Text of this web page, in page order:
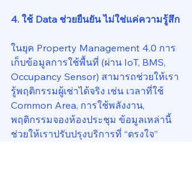
4. ใช้ Data ช่วยยืนยัน ไม่ใช่แค่ความรู้สึก
ในยุค Property Management 4.0 การ
เก็บข้อมูลการใช้พื้นที่ (ผ่าน IoT, BMS,
Occupancy Sensor) สามารถช่วยให้เรา
รู้พฤติกรรมผู้เช่าได้จริง เช่น เวลาที่ใช้
Common Area, การใช้พลังงาน,
พฤติกรรมจองห้องประชุม ข้อมูลเหล่านี้
ช่วยให้เราปรับปรุงบริการที่ “ตรงใจ”